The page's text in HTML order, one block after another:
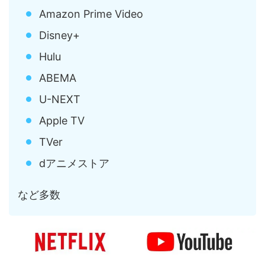
Amazon Prime Video
Disney+
Hulu
ABEMA
U-NEXT
Apple TV
TVer
dアニメストア
など多数